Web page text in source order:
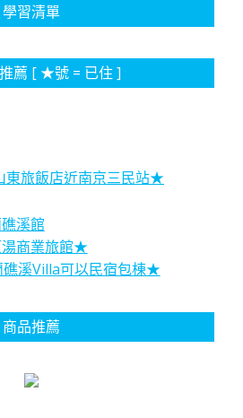
學習清單
薦 [ ★號 = 已住 ]
東旅飯店近南京三民站★
溪館
湯商業旅館★
礁溪Villa可以民宿包棟★
商品推薦